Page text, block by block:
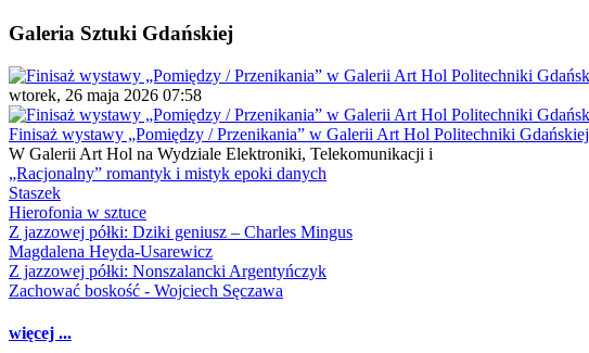
Galeria Sztuki Gdańskiej
wtorek, 26 maja 2026 07:58
Finisaż wystawy „Pomiędzy / Przenikania” w Galerii Art Hol Politechniki Gdańskiej
W Galerii Art Hol na Wydziale Elektroniki, Telekomunikacji i
„Racjonalny” romantyk i mistyk epoki danych
Staszek
Hierofonia w sztuce
Z jazzowej półki: Dziki geniusz – Charles Mingus
Magdalena Heyda-Usarewicz
Z jazzowej półki: Nonszalancki Argentyńczyk
Zachować boskość - Wojciech Sęczawa
więcej ...